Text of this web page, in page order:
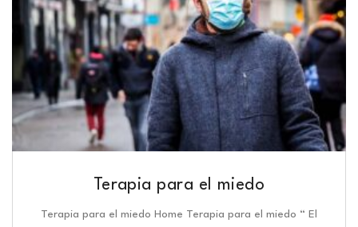
Terapia para el miedo
Terapia para el miedo Home Terapia para el miedo “ El